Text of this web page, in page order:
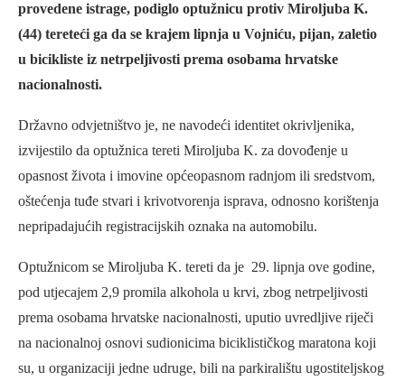
provedene istrage, podiglo optužnicu protiv Miroljuba K.
(44) tereteći ga da se krajem lipnja u Vojniću, pijan, zaletio
u bicikliste iz netrpeljivosti prema osobama hrvatske
nacionalnosti.
Državno odvjetništvo je, ne navodeći identitet okrivljenika,
izvijestilo da optužnica tereti Miroljuba K. za dovođenje u
opasnost života i imovine općeopasnom radnjom ili sredstvom,
oštećenja tuđe stvari i krivotvorenja isprava, odnosno korištenja
nepripadajućih registracijskih oznaka na automobilu.
Optužnicom se Miroljuba K. tereti da je 29. lipnja ove godine,
pod utjecajem 2,9 promila alkohola u krvi, zbog netrpeljivosti
prema osobama hrvatske nacionalnosti, uputio uvredljive riječi
na nacionalnoj osnovi sudionicima biciklističkog maratona koji
su, u organizaciji jedne udruge, bili na parkiralištu ugostiteljskog